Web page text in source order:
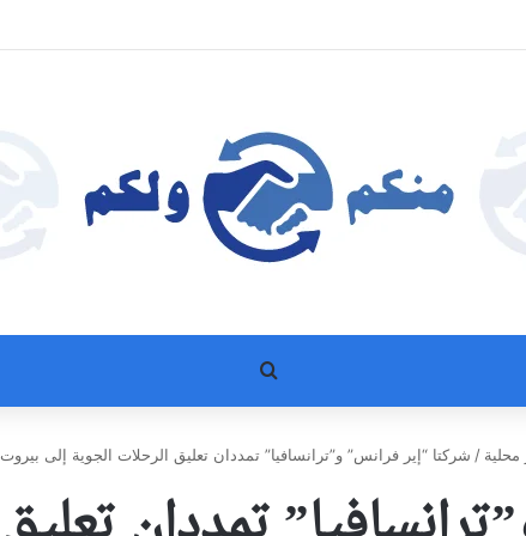
بحث عن
محلية / شركتا “إير فرانس” و”ترانسافيا” تمددان تعليق الرحلات الجوية إلى